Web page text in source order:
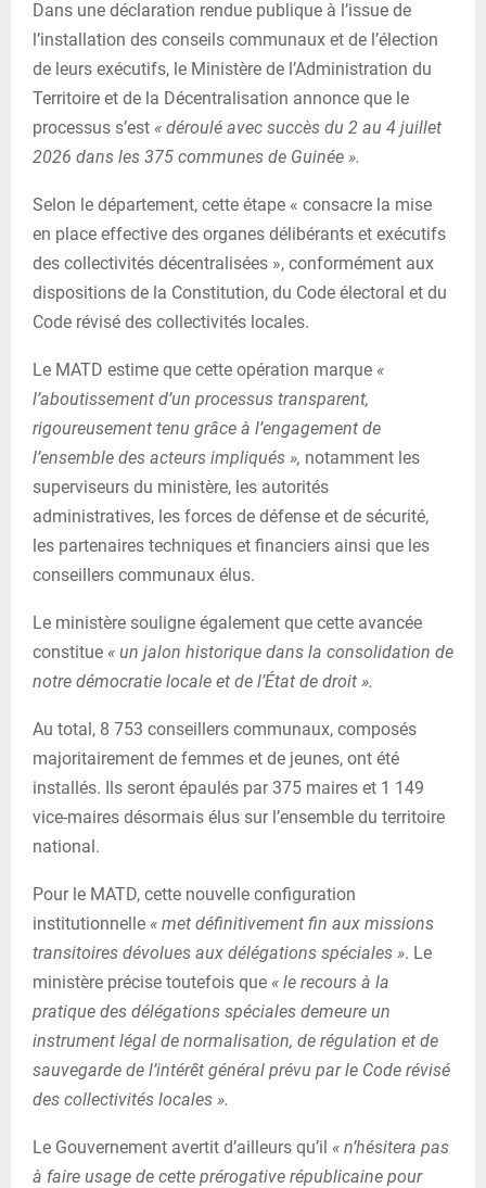
Dans une déclaration rendue publique à l’issue de
l’installation des conseils communaux et de l’élection
de leurs exécutifs, le Ministère de l’Administration du
Territoire et de la Décentralisation annonce que le
processus s’est « déroulé avec succès du 2 au 4 juillet
2026 dans les 375 communes de Guinée ».
Selon le département, cette étape « consacre la mise
en place effective des organes délibérants et exécutifs
des collectivités décentralisées », conformément aux
dispositions de la Constitution, du Code électoral et du
Code révisé des collectivités locales.
Le MATD estime que cette opération marque «
l’aboutissement d’un processus transparent,
rigoureusement tenu grâce à l’engagement de
l’ensemble des acteurs impliqués », notamment les
superviseurs du ministère, les autorités
administratives, les forces de défense et de sécurité,
les partenaires techniques et financiers ainsi que les
conseillers communaux élus.
Le ministère souligne également que cette avancée
constitue « un jalon historique dans la consolidation de
notre démocratie locale et de l’État de droit ».
Au total, 8 753 conseillers communaux, composés
majoritairement de femmes et de jeunes, ont été
installés. Ils seront épaulés par 375 maires et 1 149
vice-maires désormais élus sur l’ensemble du territoire
national.
Pour le MATD, cette nouvelle configuration
institutionnelle « met définitivement fin aux missions
transitoires dévolues aux délégations spéciales ». Le
ministère précise toutefois que « le recours à la
pratique des délégations spéciales demeure un
instrument légal de normalisation, de régulation et de
sauvegarde de l’intérêt général prévu par le Code révisé
des collectivités locales ».
Le Gouvernement avertit d’ailleurs qu’il « n’hésitera pas
à faire usage de cette prérogative républicaine pour